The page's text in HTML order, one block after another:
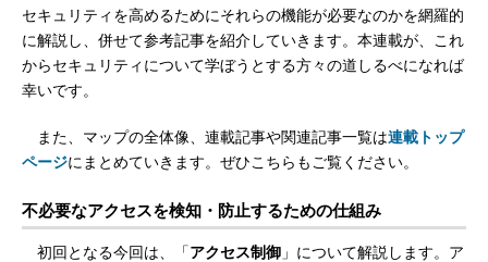
セキュリティを高めるためにそれらの機能が必要なのかを網羅的
に解説し、併せて参考記事を紹介していきます。本連載が、これ
からセキュリティについて学ぼうとする方々の道しるべになれば
幸いです。
また、マップの全体像、連載記事や関連記事一覧は連載トップ
ページにまとめていきます。ぜひこちらもご覧ください。
不必要なアクセスを検知・防止するための仕組み
初回となる今回は、「アクセス制御 」について解説します。ア